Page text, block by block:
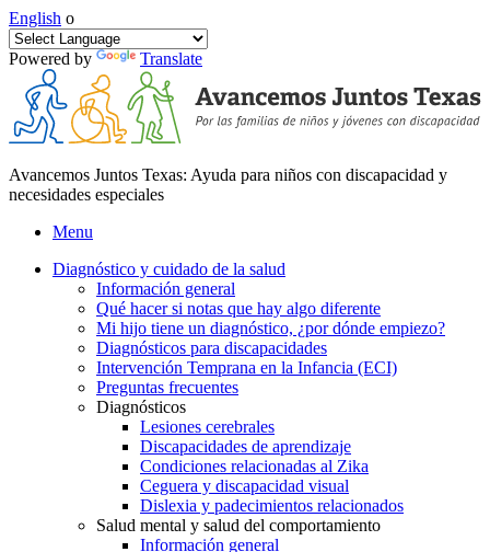
English o
Powered by Translate
Avancemos Juntos Texas: Ayuda para niños con discapacidad y
necesidades especiales
Menu
Diagnóstico y cuidado de la salud
Información general
Qué hacer si notas que hay algo diferente
Mi hijo tiene un diagnóstico, ¿por dónde empiezo?
Diagnósticos para discapacidades
Intervención Temprana en la Infancia (ECI)
Preguntas frecuentes
Diagnósticos
Lesiones cerebrales
Discapacidades de aprendizaje
Condiciones relacionadas al Zika
Ceguera y discapacidad visual
Dislexia y padecimientos relacionados
Salud mental y salud del comportamiento
Información general